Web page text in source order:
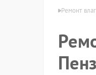
Ремонт